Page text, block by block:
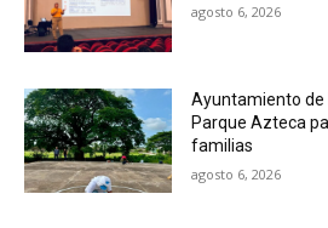
agosto 6, 2026
Ayuntamiento de
Parque Azteca
familias
agosto 6, 2026